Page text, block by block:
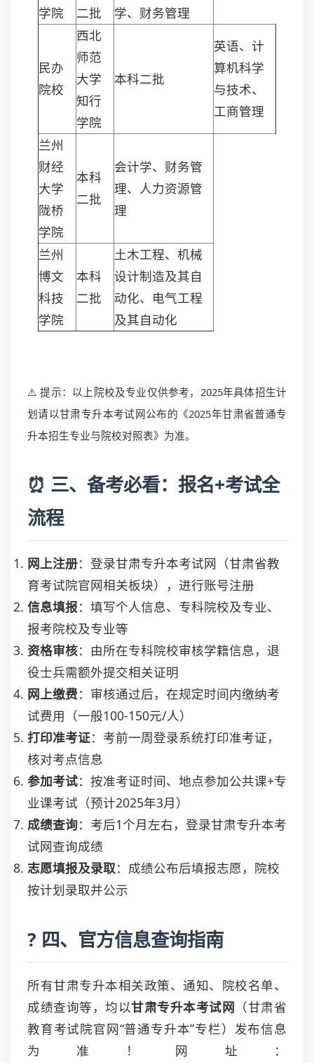
学院 二批 学、财务管理
民办
院校
西北
师范
大学
知行
学院
本科二批
英语、计
算机科学
与技术、
工商管理
兰州
财经
大学
陇桥
学院
本科
二批
会计学、财务管
理、人力资源管
理
兰州
博文
科技
学院
本科
二批
土木工程、机械
设计制造及其自
动化、电气工程
及其自动化
⚠️ 提示：以上院校及专业仅供参考，2025年具体招生计
划请以甘肃专升本考试网公布的《2025年甘肃省普通专
升本招生专业与院校对照表》为准。
⏰ 三、备考必看：报名+考试全
流程
网上注册：登录甘肃专升本考试网（甘肃省教
育考试院官网相关板块），进行账号注册
信息填报：填写个人信息、专科院校及专业、
报考院校及专业等
资格审核：由所在专科院校审核学籍信息，退
役士兵需额外提交相关证明
网上缴费：审核通过后，在规定时间内缴纳考
试费用（一般100-150元/人）
打印准考证：考前一周登录系统打印准考证，
核对考点信息
参加考试：按准考证时间、地点参加公共课+专
业课考试（预计2025年3月）
成绩查询：考后1个月左右，登录甘肃专升本考
试网查询成绩
志愿填报及录取：成绩公布后填报志愿，院校
按计划录取并公示
? 四、官方信息查询指南
所有甘肃专升本相关政策、通知、院校名单、
成绩查询等，均以甘肃专升本考试网 （甘肃省
教育考试院官网“普通专升本”专栏）发布信息
为准！网址：